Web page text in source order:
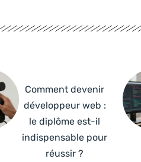
Comment devenir
développeur web :
le diplôme est-il
indispensable pour
réussir ?